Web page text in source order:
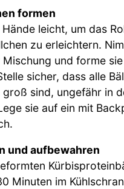
formen
leicht, um das
zu erleichtern.
und forme
sicher, dass alle
sind, ungefähr in
sie auf ein mit
und aufbewahren
Minuten im